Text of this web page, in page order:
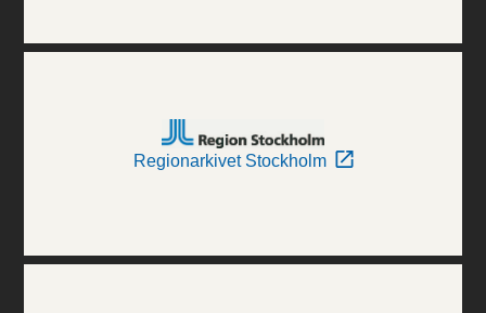
Regionarkivet Stockholm